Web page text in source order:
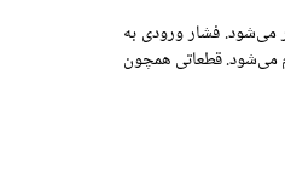
می‌شود. فشار ورودی به
می‌شود. قطعاتی همچون